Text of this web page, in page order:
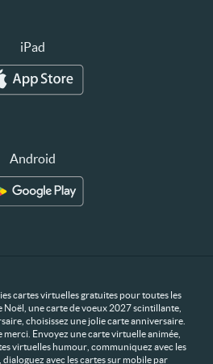
iPad
Android
cartes virtuelles gratuites pour toutes les
une carte de voeux 2027 scintillante,
choisissez une jolie carte anniversaire.
merci. Envoyez une carte virtuelle animée,
virtuelles humour, communiquez avec les
avec les cartes sur mobile par